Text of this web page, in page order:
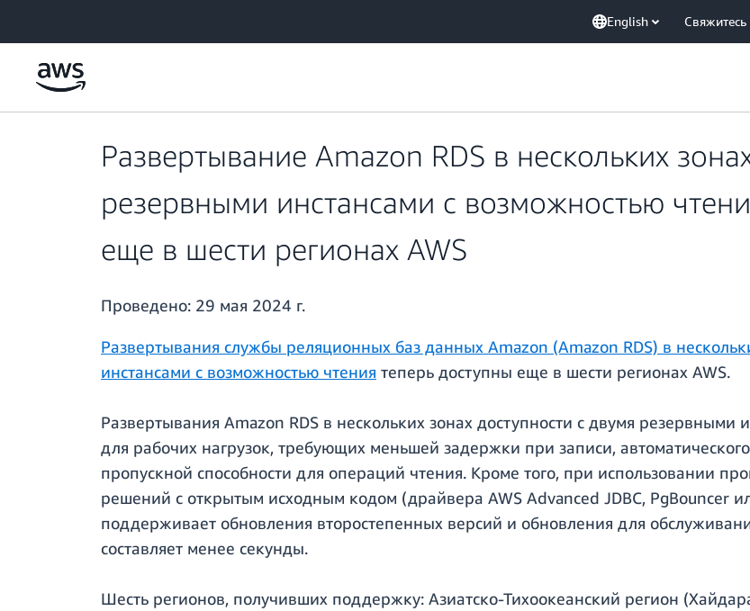
English
Развертывание Amazon RDS в нескольких
резервными инстансами с возможностью
еще в шести регионах AWS
Проведено: 29 мая 2024 г.
Развертывания службы реляционных баз данных Amazon (Amazon RDS) в
инстансами с возможностью чтения теперь доступны еще в шести регионах AWS.
Развертывания Amazon RDS в нескольких зонах доступности с двумя
для рабочих нагрузок, требующих меньшей задержки при записи,
пропускной способности для операций чтения. Кроме того, при использовании
решений с открытым исходным кодом (драйвера AWS Advanced JDBC, PgBouncer
поддерживает обновления второстепенных версий и обновления для
составляет менее секунды.
Шесть регионов, получивших поддержку: Азиатско-Тихоокеанский регион